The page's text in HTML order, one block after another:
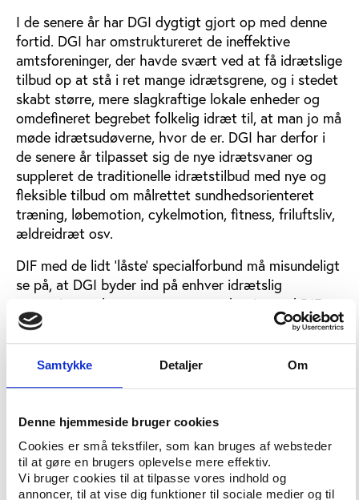
Samtykke Detaljer Om
Denne hjemmeside bruger cookies
Cookies er små tekstfiler, som kan bruges af websteder
til at gøre en brugers oplevelse mere effektiv.
Vi bruger cookies til at tilpasse vores indhold og
annoncer, til at vise dig funktioner til sociale medier og til
I de senere år har DGI dygtigt gjort op med denne
fortid. DGI har omstruktureret de ineffektive
amtsforeninger, der havde svært ved at få idrætslige
tilbud op at stå i ret mange idrætsgrene, og i stedet
skabt større, mere slagkraftige lokale enheder og
omdefineret begrebet folkelig idræt til, at man jo må
møde idrætsudøverne, hvor de er. DGI har derfor i
de senere år tilpasset sig de nye idrætsvaner og
suppleret de traditionelle idrætstilbud med nye og
fleksible tilbud om målrettet sundhedsorienteret
træning, løbemotion, cykelmotion, fitness, friluftsliv,
ældreidræt osv.
DIF med de lidt ’låste’ specialforbund må misundeligt
se på, at DGI byder ind på enhver idrætslig
strømning og langt mere manøvredygtigt end DIF er
i færd med at geare sig til formelle partnerskaber
med kommunerne om eksempelvis
sundhedssamarbejder eller opførelse og drift af
Omvendt har DGI’s store svaghed hele tiden været,
at man langt fra har kontakt til så mange
idrætsforeninger og idrætsgrene som DIF’s
specialforbund, lige som DIF som det olympiske og
eliteidrættens naturlige hovedorganisation på mange